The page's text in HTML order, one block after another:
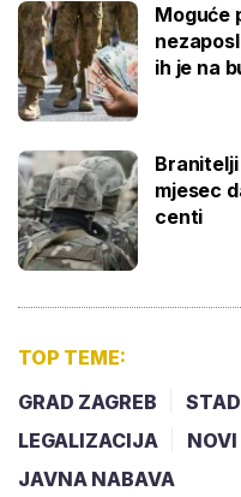
Moguće
ih je na
mjesec
centi
TOP TEME:
GRAD ZAGREB
LEGALIZACIJA
NOVI
JAVNA NABAVA